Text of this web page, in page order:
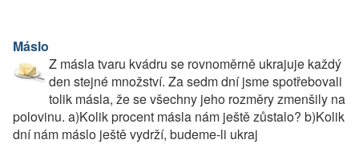
Máslo
Z másla tvaru kvádru se rovnoměrně ukrajuje každý
den stejné množství. Za sedm dní jsme spotřebovali
tolik másla, že se všechny jeho rozměry zmenšily na
polovinu. a)Kolik procent másla nám ještě zůstalo? b)Kolik
dní nám máslo ještě vydrží, budeme-li ukraj